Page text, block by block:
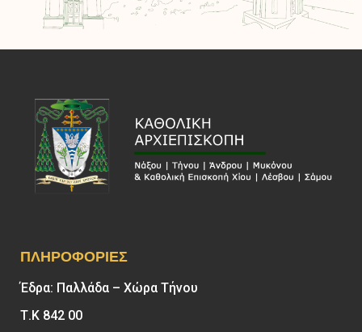
ΠΛΗΡΟΦΟΡΊΕΣ
Έδρα: Παλλάδα – Χώρα Τήνου
Τ.Κ 842 00